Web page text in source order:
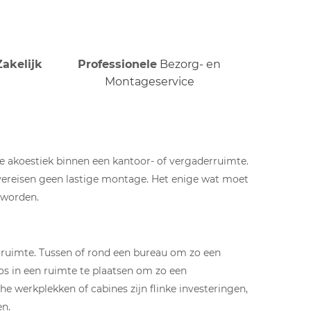
Professionele Bezorg- en
Montageservice
akoestiek binnen een kantoor- of vergaderruimte.
geen lastige montage. Het enige wat moet
Tussen of rond een bureau om zo een
in een ruimte te plaatsen om zo een
werkplekken of cabines zijn flinke investeringen,